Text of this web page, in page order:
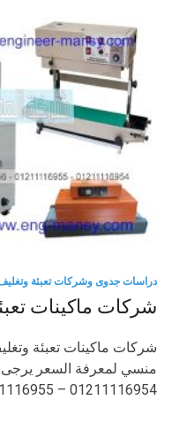
دراسات جدوى وشركات تعبئة
شركات ماكينات
شركات ماكينات تعبئة
منسي لمعرفة السعر يرجى
01211116954 – 01211116955 …